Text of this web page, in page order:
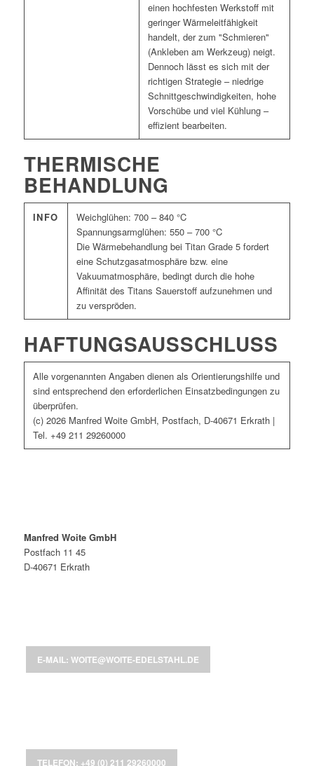
einen hochfesten Werkstoff mit
geringer Wärmeleitfähigkeit
handelt, der zum "Schmieren"
(Ankleben am Werkzeug) neigt.
Dennoch lässt es sich mit der
richtigen Strategie – niedrige
Schnittgeschwindigkeiten, hohe
Vorschübe und viel Kühlung –
effizient bearbeiten.
THERMISCHE
BEHANDLUNG
INFO
Weichglühen: 700 – 840 °C
Spannungsarmglühen: 550 – 700 °C
Die Wärmebehandlung bei Titan Grade 5 fordert
eine Schutzgasatmosphäre bzw. eine
Vakuumatmosphäre, bedingt durch die hohe
Affinität des Titans Sauerstoff aufzunehmen und
zu verspröden.
HAFTUNGSAUSSCHLUSS
Alle vorgenannten Angaben dienen als Orientierungshilfe und
sind entsprechend den erforderlichen Einsatzbedingungen zu
überprüfen.
(c) 2026 Manfred Woite GmbH, Postfach, D-40671 Erkrath |
Tel. +49 211 29260000
Manfred Woite GmbH
Postfach 11 45
D-40671 Erkrath
E-MAIL: WOITE@WOITE-EDELSTAHL.DE
TELEFON: +49 (0) 211 29260000